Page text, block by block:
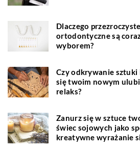
Dlaczego
ortodontyczne są
wyborem?
Czy odkrywanie
się twoim nowym
relaks?
Zanurz się w sztuce
świec sojowych jako
kreatywne wyrażanie